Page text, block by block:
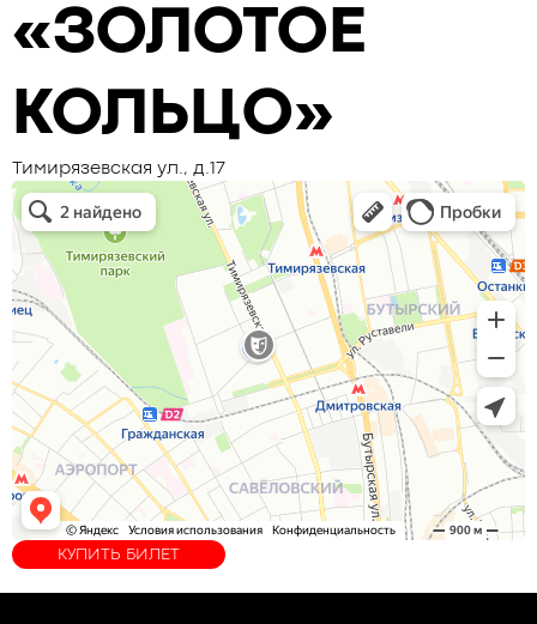
«ЗОЛОТОЕ
КОЛЬЦО»
Тимирязевская ул., д.17
КУПИТЬ БИЛЕТ